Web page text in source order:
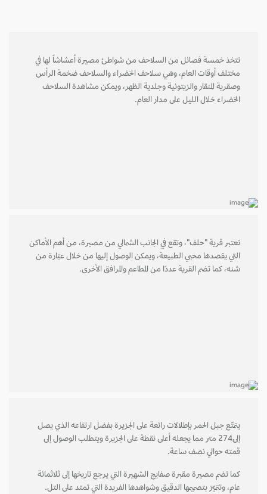
تتخذ خمسة فصائل من السلاحف من شواطئ مصيرة أعشاشاً لها في
مختلف أوقات العام، وهي سلاحف الخضراء والسلاحف ضخمة الرأس
وصقرية المنقار والزيتونية وجلدية الظهر، ويمكن مشاهدة السلاحف
الخضراء خلال الليل على مدار العام.
تعتبر قرية "حلف"، وتقع في الجانب الشمالي من مصيرة، من أهم الأماكن
التي يقصدها محبي الطبيعة، ويمكن الوصول إليها من خلال عبّارة من
شنه، كما تضم القرية عددًا من المطاعم والمرافق الأخرى.
يتمتّع جبل الحمر بإطلالات رائعة على الجزيرة بفضل ارتفاعه الذي يصل
إلى274 متر مما يجعله أعلى نقطة على الجزيرة ويتطلب الوصول إلى
قمته حوالي نصف ساعة.
كما تضم مصيرة مقبرة صفايج الشهيرة التي يرجع تاريخها إلى ثلاثمائة
عام، وتتميّز بتصميمها الدقيق وشواهدها الفريدة التي تمتد على التل.